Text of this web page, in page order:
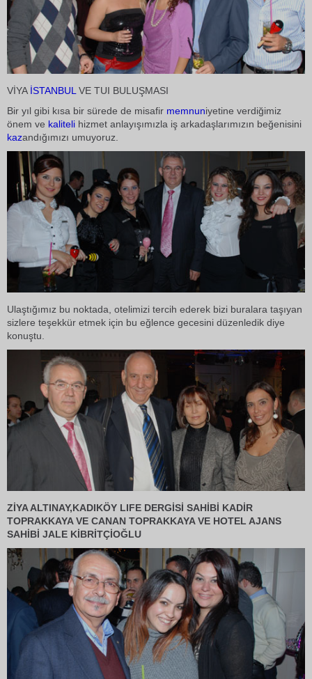
VİYA İSTANBUL VE TUI BULUŞMASI
Bir yıl gibi kısa bir sürede de misafir memnuniyetine verdiğimiz
önem ve kaliteli hizmet anlayışımızla iş arkadaşlarımızın beğenisini
kazandığımızı umuyoruz.
Ulaştığımız bu noktada, otelimizi tercih ederek bizi buralara taşıyan
sizlere teşekkür etmek için bu eğlence gecesini düzenledik diye
konuştu.
ZİYA ALTINAY,KADIKÖY LIFE DERGİSİ SAHİBİ KADİR
TOPRAKKAYA VE CANAN TOPRAKKAYA VE HOTEL AJANS
SAHİBİ JALE KİBRİTÇİOĞLU